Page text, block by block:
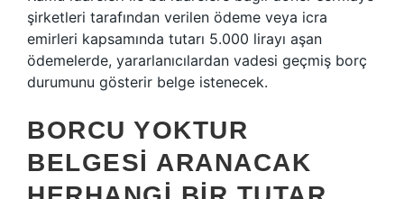
şirketleri tarafından verilen ödeme veya icra
emirleri kapsamında tutarı 5.000 lirayı aşan
ödemelerde, yararlanıcılardan vadesi geçmiş borç
durumunu gösterir belge istenecek.
BORCU YOKTUR
BELGESI ARANACAK